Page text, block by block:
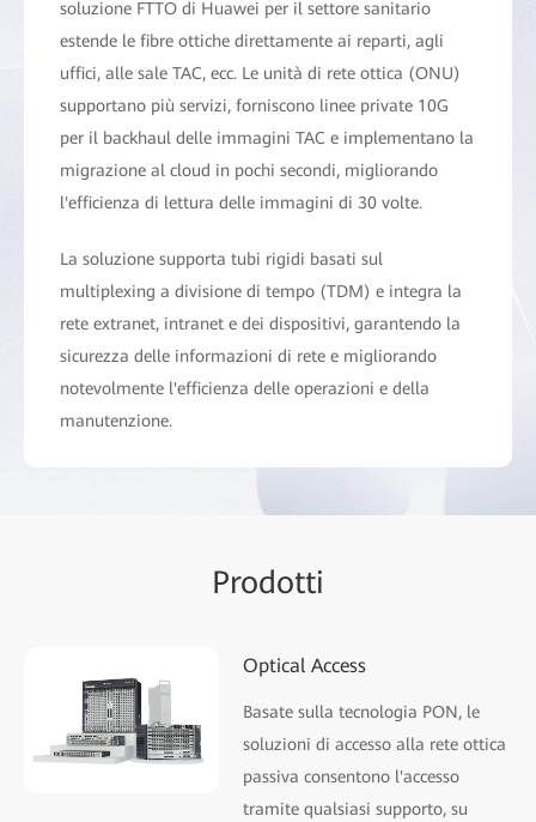
soluzione FTTO di Huawei per il settore sanitario
estende le fibre ottiche direttamente ai reparti, agli
uffici, alle sale TAC, ecc. Le unità di rete ottica (ONU)
supportano più servizi, forniscono linee private 10G
per il backhaul delle immagini TAC e implementano la
migrazione al cloud in pochi secondi, migliorando
l'efficienza di lettura delle immagini di 30 volte.
La soluzione supporta tubi rigidi basati sul
multiplexing a divisione di tempo (TDM) e integra la
rete extranet, intranet e dei dispositivi, garantendo la
sicurezza delle informazioni di rete e migliorando
notevolmente l'efficienza delle operazioni e della
manutenzione.
Prodotti
Optical Access
Basate sulla tecnologia PON, le
soluzioni di accesso alla rete ottica
passiva consentono l'accesso
tramite qualsiasi supporto, su